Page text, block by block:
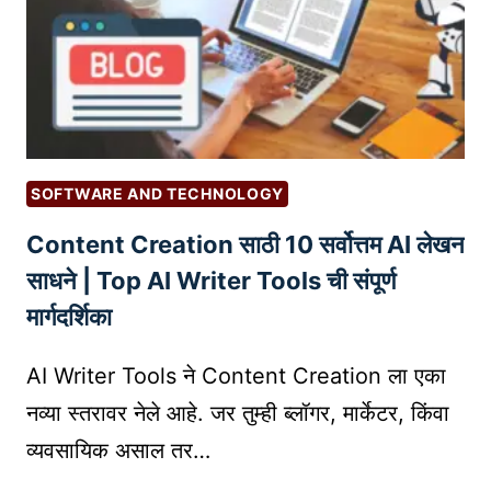
S
ऑ
न
ला
इ
न
ओ
ळ
दे
ण्या
फ
त
णि
ब
द
ल
णा
री
५
मो
फ
त
A
O
L
S
SOFTWARE AND TECHNOLOGY
Content Creation साठी 10 सर्वोत्तम AI लेखन
साधने | Top AI Writer Tools ची संपूर्ण
मार्गदर्शिका
AI Writer Tools ने Content Creation ला एका
नव्या स्तरावर नेले आहे. जर तुम्ही ब्लॉगर, मार्केटर, किंवा
व्यवसायिक असाल तर…